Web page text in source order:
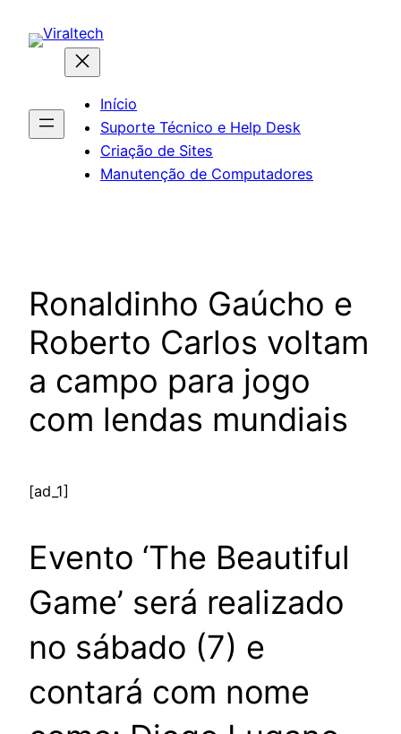
para
Início
Suporte Técnico e Help Desk
Criação de Sites
Manutenção de Computadores
Ronaldinho Gaúcho e
Roberto Carlos voltam
a campo para jogo
com lendas mundiais
[ad_1]
Evento ‘The Beautiful
Game’ será realizado
no sábado (7) e
contará com nome